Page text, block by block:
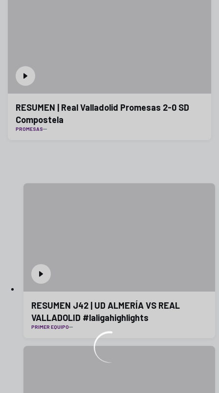
RESUMEN | Real Valladolid Promesas 2-0 SD
Compostela
PROMESAS
RESUMEN J42 | UD ALMERÍA VS REAL
VALLADOLID #laligahighlights
PRIMER EQUIPO